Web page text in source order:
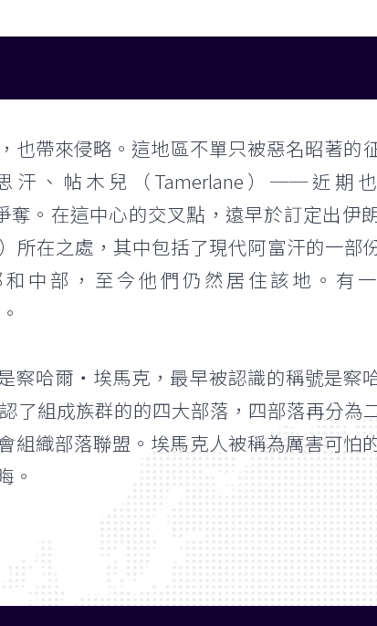
也帶來侵略。這地區不單只被惡名昭著
汗、帖木兒（Tamerlane）──近期
。在這中心的交叉點，遠早於訂定出伊
所在之處，其中包括了現代阿富汗的一部
中部，至今他們仍然居住該地。有
察哈爾‧埃馬克，最早被認識的稱號是察
了組成族群的的四大部落，四部落再分為
織部落聯盟。埃馬克人被稱為厲害可怕
。